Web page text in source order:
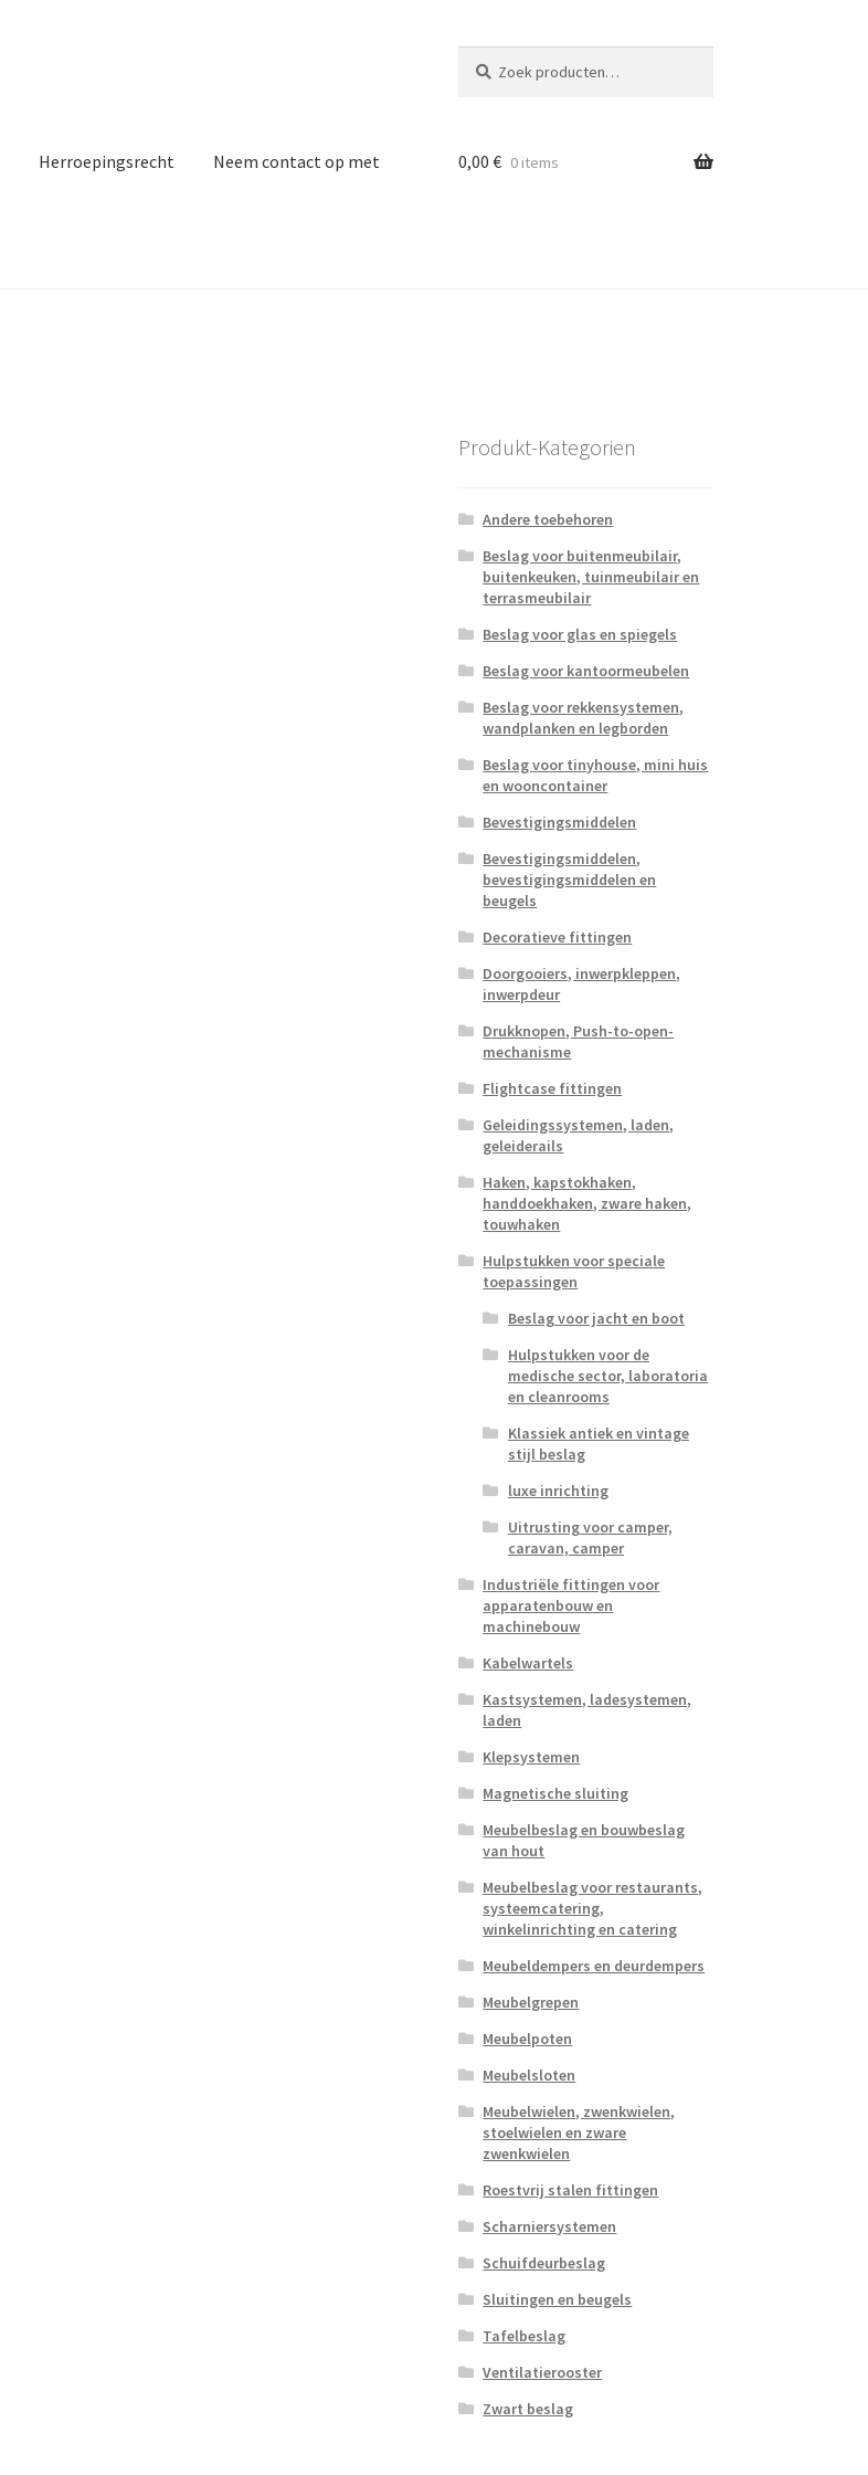
naar:
Herroepingsrecht Neem contact op met 0,00 € 0 items
Produkt-Kategorien
Andere toebehoren
Beslag voor buitenmeubilair,
buitenkeuken, tuinmeubilair en
terrasmeubilair
Beslag voor glas en spiegels
Beslag voor kantoormeubelen
Beslag voor rekkensystemen,
wandplanken en legborden
Beslag voor tinyhouse, mini huis
en wooncontainer
Bevestigingsmiddelen
Bevestigingsmiddelen,
bevestigingsmiddelen en
beugels
Decoratieve fittingen
Doorgooiers, inwerpkleppen,
inwerpdeur
Drukknopen, Push-to-open-
mechanisme
Flightcase fittingen
Geleidingssystemen, laden,
geleiderails
Haken, kapstokhaken,
handdoekhaken, zware haken,
touwhaken
Hulpstukken voor speciale
toepassingen
Beslag voor jacht en boot
Hulpstukken voor de
medische sector, laboratoria
en cleanrooms
Klassiek antiek en vintage
stijl beslag
luxe inrichting
Uitrusting voor camper,
caravan, camper
Industriële fittingen voor
apparatenbouw en
machinebouw
Kabelwartels
Kastsystemen, ladesystemen,
laden
Klepsystemen
Magnetische sluiting
Meubelbeslag en bouwbeslag
van hout
Meubelbeslag voor restaurants,
systeemcatering,
winkelinrichting en catering
Meubeldempers en deurdempers
Meubelgrepen
Meubelpoten
Meubelsloten
Meubelwielen, zwenkwielen,
stoelwielen en zware
zwenkwielen
Roestvrij stalen fittingen
Scharniersystemen
Schuifdeurbeslag
Sluitingen en beugels
Tafelbeslag
Ventilatierooster
Zwart beslag